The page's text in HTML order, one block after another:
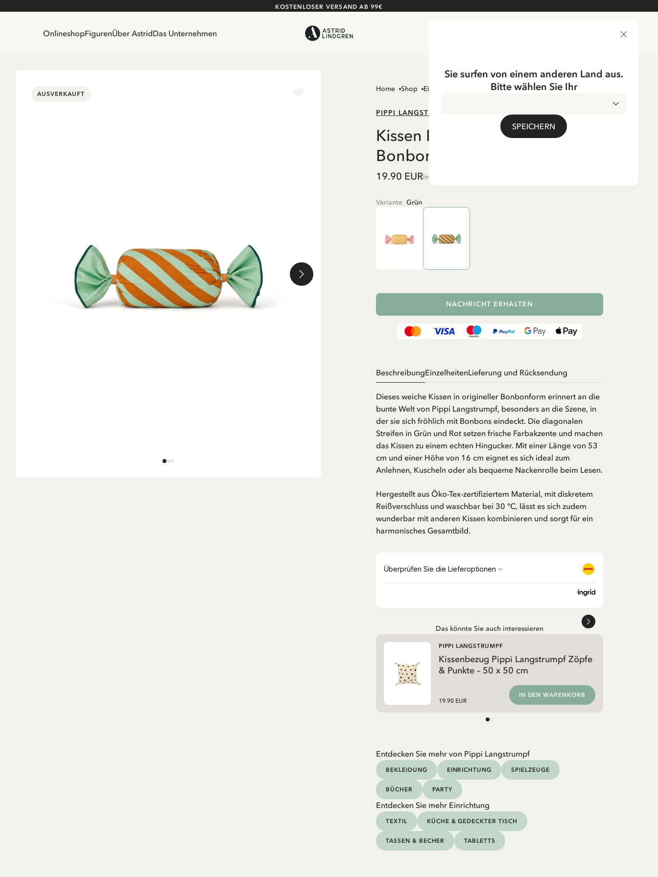
KOSTENLOSER VERSAND AB 99€
OnlineshopFigurenÜber AstridDas Unternehmen
AUSVERKAUFT
Home Shop Einrichtung Textilien
PIPPI LANGSTRUMPF
Kissen Pippi Langstrumpf
Bonbon – Grün
19.90 EURinkl. MwSt.
Variante Grün
NACHRICHT ERHALTEN
BeschreibungEinzelheitenLieferung und Rücksendung
Dieses weiche Kissen in origineller Bonbonform erinnert an die
bunte Welt von Pippi Langstrumpf, besonders an die Szene, in
der sie sich fröhlich mit Bonbons eindeckt. Die diagonalen
Streifen in Grün und Rot setzen frische Farbakzente und machen
das Kissen zu einem echten Hingucker. Mit einer Länge von 53
cm und einer Höhe von 16 cm eignet es sich ideal zum
Anlehnen, Kuscheln oder als bequeme Nackenrolle beim Lesen.
Hergestellt aus Öko-Tex-zertifiziertem Material, mit diskretem
Reißverschluss und waschbar bei 30 °C, lässt es sich zudem
wunderbar mit anderen Kissen kombinieren und sorgt für ein
harmonisches Gesamtbild.
Das könnte Sie auch interessieren
Kissenbezug Pippi Langstrumpf Zöpfe
& Punkte – 50 x 50 cm
PIPPI LANGSTRUMPF
19.90 EUR
IN DEN WARENKORB
Entdecken Sie mehr von Pippi Langstrumpf
BEKLEIDUNG EINRICHTUNG SPIELZEUGE
BÜCHER PARTY
Entdecken Sie mehr Einrichtung
TEXTIL KÜCHE & GEDECKTER TISCH
TASSEN & BECHER TABLETTS
Sie surfen von einem anderen Land aus.
Bitte wählen Sie Ihr
SPEICHERN